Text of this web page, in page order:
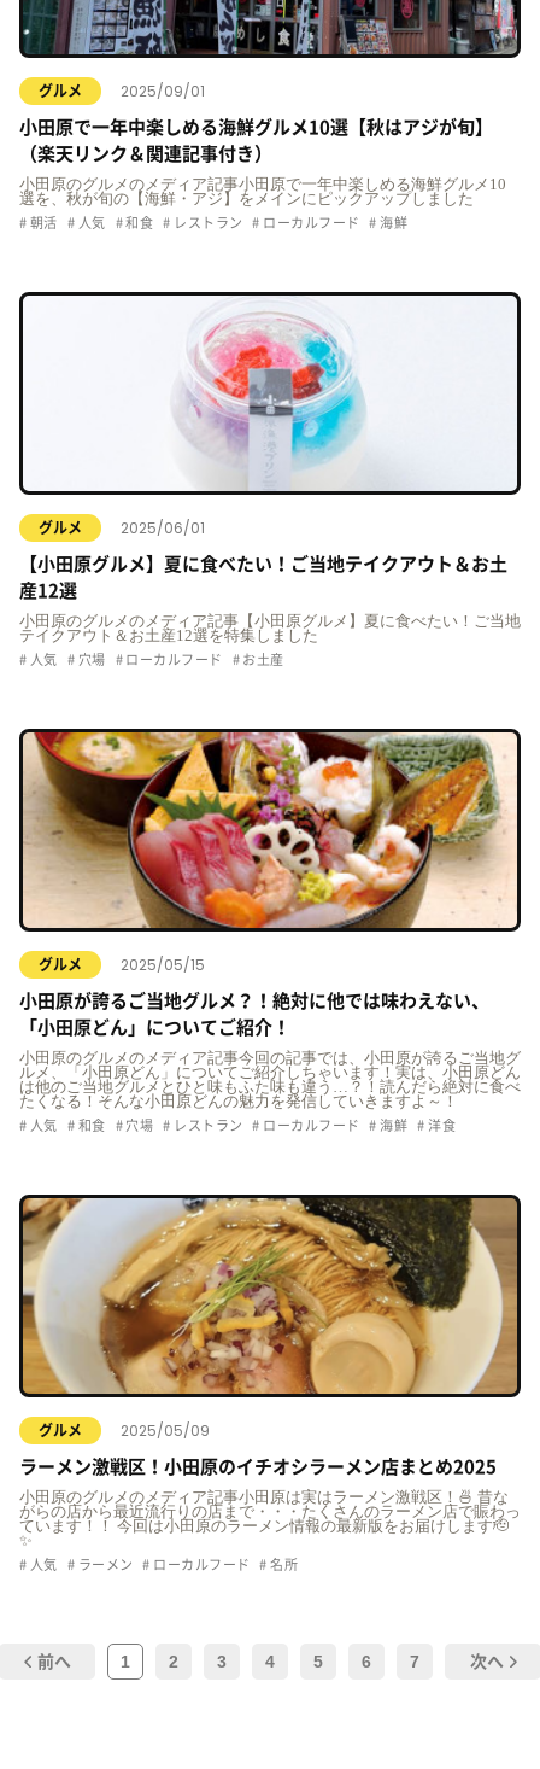
グルメ 2025/09/01
小田原で一年中楽しめる海鮮グルメ10選【秋はアジが旬】
（楽天リンク＆関連記事付き）
小田原のグルメのメディア記事小田原で一年中楽しめる海鮮グルメ10
選を、秋が旬の【海鮮・アジ】をメインにピックアップしました
朝活 人気 和食 レストラン ローカルフード 海鮮
グルメ 2025/06/01
【小田原グルメ】夏に食べたい！ご当地テイクアウト＆お土
産12選
小田原のグルメのメディア記事【小田原グルメ】夏に食べたい！ご当地
テイクアウト＆お土産12選を特集しました
人気 穴場 ローカルフード お土産
グルメ 2025/05/15
小田原が誇るご当地グルメ？！絶対に他では味わえない、
「小田原どん」についてご紹介！
小田原のグルメのメディア記事今回の記事では、小田原が誇るご当地グ
ルメ、「小田原どん」についてご紹介しちゃいます！実は、小田原どん
は他のご当地グルメとひと味もふた味も違う…？！読んだら絶対に食べ
たくなる！そんな小田原どんの魅力を発信していきますよ～！
人気 和食 穴場 レストラン ローカルフード 海鮮 洋食
グルメ 2025/05/09
ラーメン激戦区！小田原のイチオシラーメン店まとめ2025
小田原のグルメのメディア記事小田原は実はラーメン激戦区！🍜 昔な
がらの店から最近流行りの店まで・・・たくさんのラーメン店で賑わっ
ています！！ 今回は小田原のラーメン情報の最新版をお届けします🫡
✨
人気 ラーメン ローカルフード 名所
前へ 1 2 3 4 5 6 7 次へ